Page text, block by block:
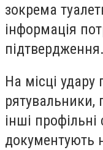
зокрема
інформація
підтвердження.
На місці
рятувальники,
інші
документують